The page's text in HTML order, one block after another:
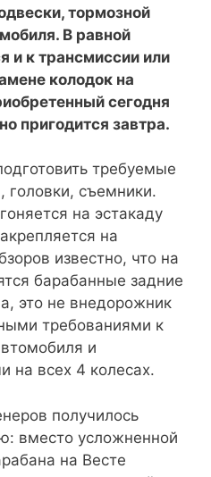
тормозной
В равной
и к трансмиссии или
колодок на
сегодня
пригодится завтра.
требуемые
головки, съемники.
на эстакаду
на
известно, что на
барабанные задние
это не внедорожник
требованиями к
и
на всех 4 колесах.
получилось
вместо усложненной
на Весте